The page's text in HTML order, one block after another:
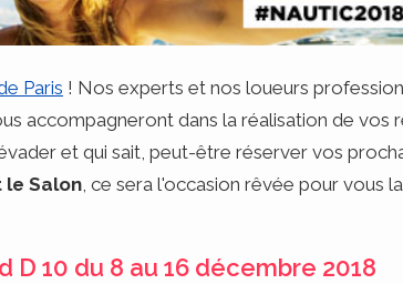
Paris ! Nos experts et nos loueurs
accompagneront dans la réalisation de vos
et qui sait, peut-être réserver vos
Salon, ce sera l'occasion rêvée pour vous
10 du 8 au 16 décembre 2018